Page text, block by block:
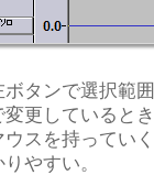
タンで選択範
更していると
スを持ってい
やすい。